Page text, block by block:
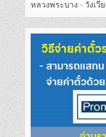
หลวงพระบาง - วังเวีย